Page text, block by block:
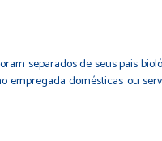
separados de seus pais
domésticas ou